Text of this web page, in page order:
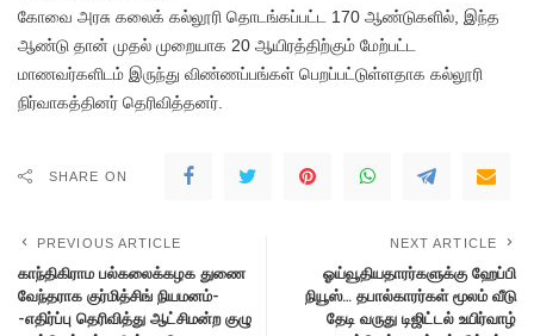
கோவை அரசு கலைக் கல்லூரி தொடங்கப்பட்ட 170 ஆண்டுகளில், இந்த
ஆண்டு தான் முதல் முறையாக 20 ஆயிரத்திற்கும் மேற்பட்ட
மாணவர்களிடம் இருந்து விண்ணப்பங்கள் பெறப்பட்டுள்ளதாக கல்லூரி
நிர்வாகத்தினர் தெரிவித்தனர்.
SHARE ON
PREVIOUS ARTICLE
காந்திகிராம பல்கலைக்கழக துணை
வேந்தராக குர்மித்சிங் நியமனம்-
-எதிர்ப்பு தெரிவித்து ஆட்சிமன்ற குழு
NEXT ARTICLE
ஓய்வூதியதாரர்களுக்கு ஹேப்பி
நியூஸ்… தபால்காரர்கள் மூலம் வீடு
தேடி வருது டிஜிட்டல் உயிர்வாழ்